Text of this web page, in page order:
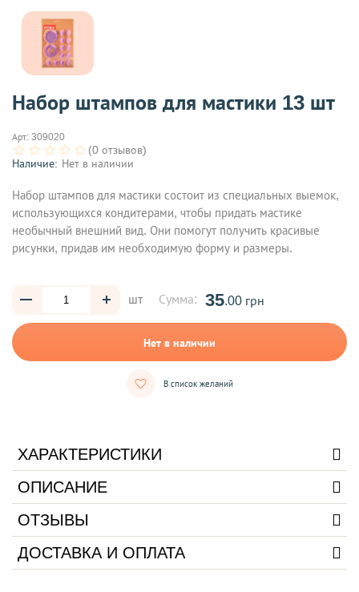
Набор штампов для мастики 13 шт
Арт: 309020
(0 отзывов)
Наличие: Нет в наличии
Набор штампов для мастики состоит из специальных выемок,
использующихся кондитерами, чтобы придать мастике
необычный внешний вид. Они помогут получить красивые
рисунки, придав им необходимую форму и размеры.
шт Сумма: 35.00 грн
Нет в наличии
В список желаний
ХАРАКТЕРИСТИКИ
ОПИСАНИЕ
ОТЗЫВЫ
ДОСТАВКА И ОПЛАТА